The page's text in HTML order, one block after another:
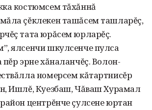
костюмсем тăхăннă
çĕклекен ташăсем ташларĕç,
тата юрăсем юрларĕç.
ялсенчи шкул­сенче пулса
пĕр эрне хăналанчĕç. Волон­
номер­сем кăтартнисĕр
Ишлĕ, Куезбаш, Чăваш Хурамал
центрĕнче çулсене юртан